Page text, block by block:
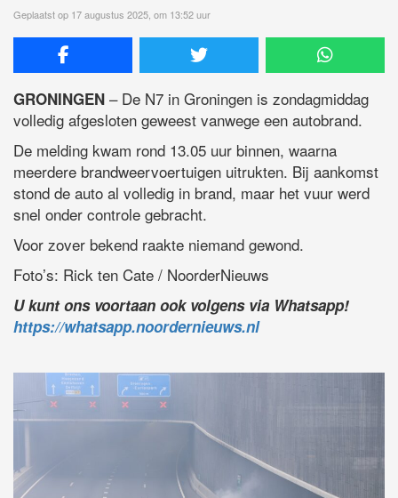
Geplaatst op 17 augustus 2025, om 13:52 uur
GRONINGEN – De N7 in Groningen is zondagmiddag
volledig afgesloten geweest vanwege een autobrand.
De melding kwam rond 13.05 uur binnen, waarna
meerdere brandweervoertuigen uitrukten. Bij aankomst
stond de auto al volledig in brand, maar het vuur werd
snel onder controle gebracht.
Voor zover bekend raakte niemand gewond.
Foto’s: Rick ten Cate / NoorderNieuws
U kunt ons voortaan ook volgens via Whatsapp!
https://whatsapp.noordernieuws.nl